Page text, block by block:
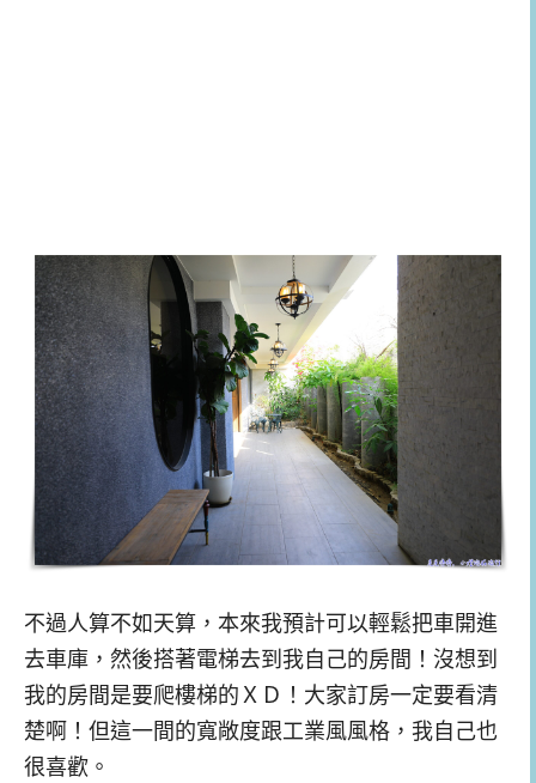
不過人算不如天算，本來我預計可以輕鬆把車開進
去車庫，然後搭著電梯去到我自己的房間！沒想到
我的房間是要爬樓梯的ＸＤ！大家訂房一定要看清
楚啊！但這一間的寬敞度跟工業風風格，我自己也
很喜歡。